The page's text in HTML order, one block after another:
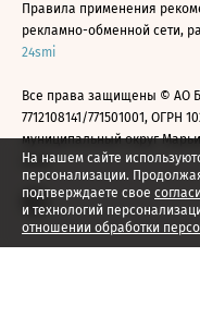
На нашем сайте
персонализации.
подтверждаете свое
и технологий
отношении обработки
Правила применения
рекламно-обменной сети,
24smi
Все права защищены © АО
7712108141/771501001, ОГРН
муниципальный округ
2026